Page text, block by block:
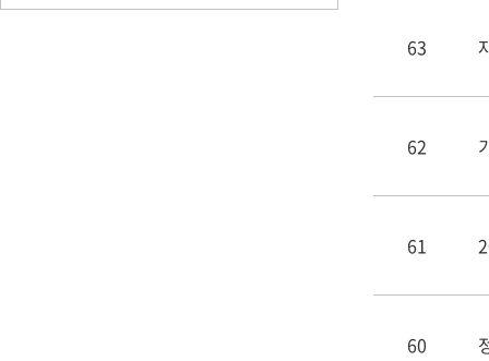
63
62
61
60